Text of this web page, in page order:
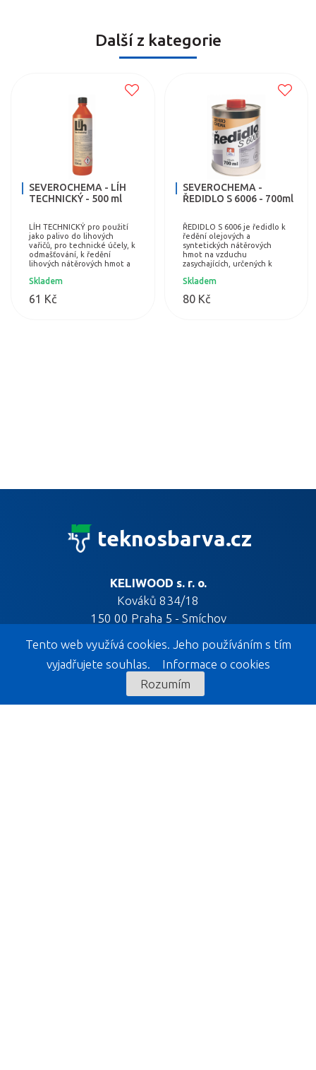
Další z kategorie
SEVEROCHEMA - LÍH
TECHNICKÝ - 500 ml
LÍH TECHNICKÝ pro použití
jako palivo do lihových
vařičů, pro technické účely, k
odmašťování, k ředění
lihových nátěrových hmot a
skvrn na textilu.
Skladem
61 Kč
SEVEROCHEMA -
ŘEDIDLO S 6006 - 700ml
ŘEDIDLO S 6006 je ředidlo k
ředění olejových a
syntetických nátěrových
hmot na vzduchu
zasychajících, určených k
po částech za stálého
Skladem
80 Kč
teknosbarva.cz
KELIWOOD s. r. o.
Kováků 834/18
150 00 Praha 5 - Smíchov
KELIWOOD EXPOZICE
Tento web využívá cookies. Jeho používáním s tím
vyjadřujete souhlas. Informace o cookies
Rozumím